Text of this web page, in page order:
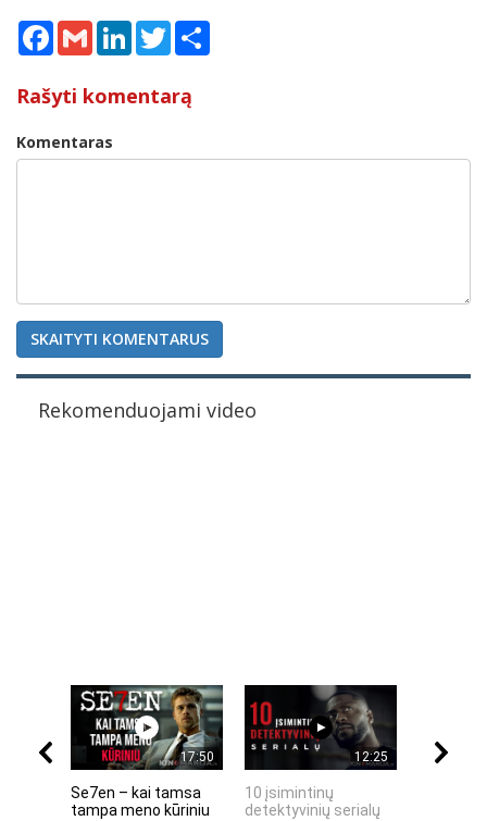
Facebook
Gmail LinkedInTwitter
Rašyti komentarą
Komentaras
SKAITYTI KOMENTARUS
Rekomenduojami video
17:50
Se7en – kai tamsa
tampa meno kūriniu
12:25
10 įsimintinų
detektyvinių serialų